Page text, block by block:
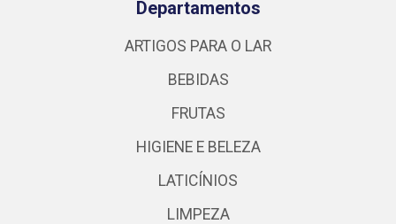
Departamentos
ARTIGOS PARA O LAR
BEBIDAS
FRUTAS
HIGIENE E BELEZA
LATICÍNIOS
LIMPEZA